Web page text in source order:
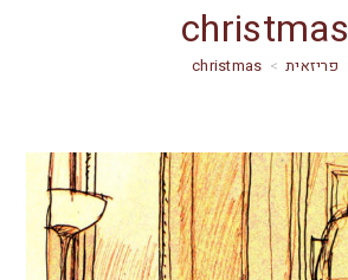
christmas
>
christmas